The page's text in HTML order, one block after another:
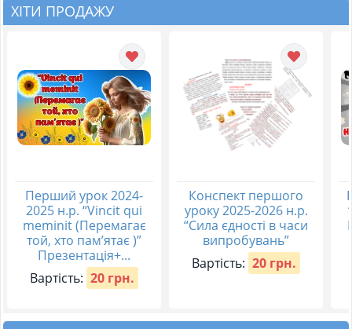
ХІТИ ПРОДАЖУ
Перший урок 2024-
2025 н.р. “Vincit qui
meminit (Перемагає
той, хто пам’ятає )”
Презентація+...
Вартість: 20 грн.
Конспект першого
уроку 2025-2026 н.р.
“Сила єдності в часи
випробувань”
Вартість: 20 грн.